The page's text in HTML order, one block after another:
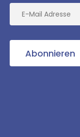
Abonnieren